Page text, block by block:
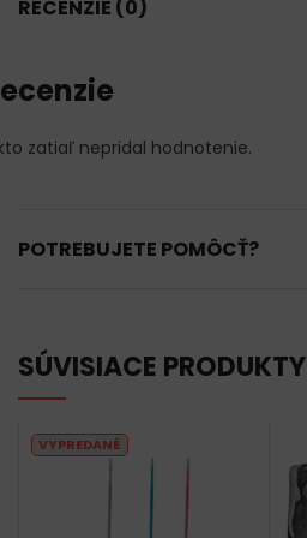
RECENZIE (0)
zatiaľ nepridal hodnotenie.
POTREBUJETE POMÔCŤ?
SÚVISIACE PRODUKTY
VYPREDANÉ